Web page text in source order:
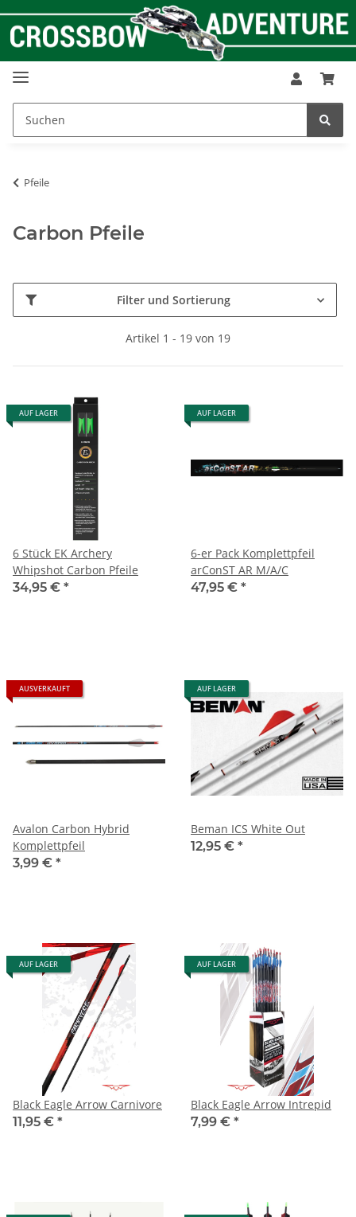
Pfeile
Carbon Pfeile
Filter und Sortierung
Artikel 1 - 19 von 19
AUF LAGER
6 Stück EK Archery
Whipshot Carbon Pfeile
34,95 € *
AUF LAGER
6-er Pack Komplettpfeil
arConST AR M/A/C
47,95 € *
AUSVERKAUFT
Avalon Carbon Hybrid
Komplettpfeil
3,99 € *
AUF LAGER
Beman ICS White Out
12,95 € *
AUF LAGER
Black Eagle Arrow Carnivore
11,95 € *
AUF LAGER
Black Eagle Arrow Intrepid
7,99 € *